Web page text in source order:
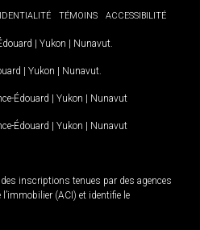
TÉMOINS ACCESSIBILITÉ
| Yukon | Nunavut
| Yukon | Nunavut
Édouard | Yukon | Nunavut
Édouard | Yukon | Nunavut
inscriptions tenues par des agences
(ACI) et identifie le